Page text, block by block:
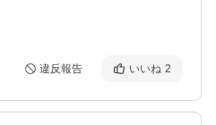
違反報告 いいね 2